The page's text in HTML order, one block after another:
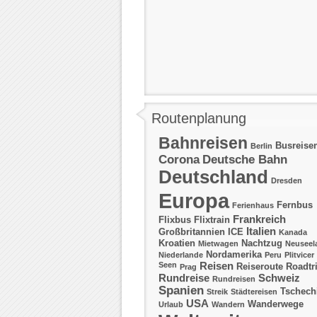
Routenplanung
Bahnreisen Berlin
Corona Deutsche Bahn
Deutschland Dresden
Europa Ferienhaus Fernbus
Flixbus Flixtrain Frankreich
Großbritannien ICE Italien Kanada
Kroatien Mietwagen Nachtzug
Niederlande Nordamerika Peru Plitvicer
Seen Prag Reisen Reiseroute
Rundreise Rundreisen Schweiz
Spanien Streik Städtereisen
Urlaub USA Wandern Wanderwege